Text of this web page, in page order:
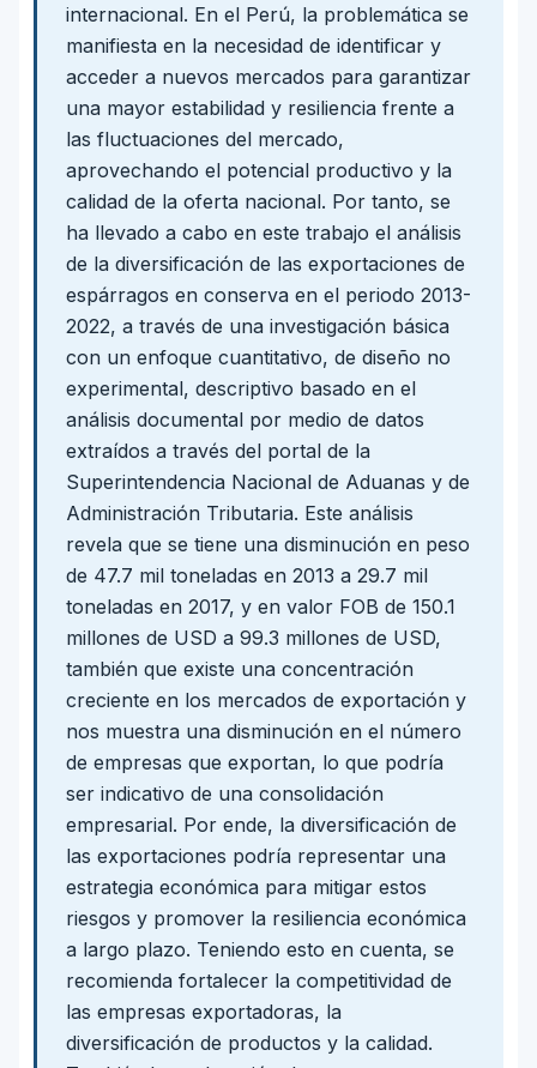
internacional. En el Perú, la problemática se
manifiesta en la necesidad de identificar y
acceder a nuevos mercados para garantizar
una mayor estabilidad y resiliencia frente a
las fluctuaciones del mercado,
aprovechando el potencial productivo y la
calidad de la oferta nacional. Por tanto, se
ha llevado a cabo en este trabajo el análisis
de la diversificación de las exportaciones de
espárragos en conserva en el periodo 2013-
2022, a través de una investigación básica
con un enfoque cuantitativo, de diseño no
experimental, descriptivo basado en el
análisis documental por medio de datos
extraídos a través del portal de la
Superintendencia Nacional de Aduanas y de
Administración Tributaria. Este análisis
revela que se tiene una disminución en peso
de 47.7 mil toneladas en 2013 a 29.7 mil
toneladas en 2017, y en valor FOB de 150.1
millones de USD a 99.3 millones de USD,
también que existe una concentración
creciente en los mercados de exportación y
nos muestra una disminución en el número
de empresas que exportan, lo que podría
ser indicativo de una consolidación
empresarial. Por ende, la diversificación de
las exportaciones podría representar una
estrategia económica para mitigar estos
riesgos y promover la resiliencia económica
a largo plazo. Teniendo esto en cuenta, se
recomienda fortalecer la competitividad de
las empresas exportadoras, la
diversificación de productos y la calidad.